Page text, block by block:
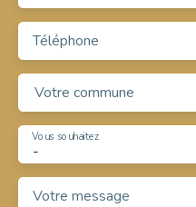
Téléphone
Votre commune
-
Vous souhaitez
Votre message